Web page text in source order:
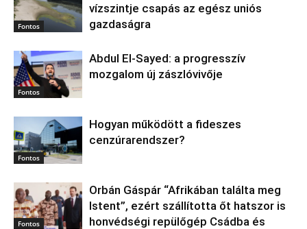
Fontos
vízszintje csapás az egész uniós
gazdaságra
Fontos
Abdul El‑Sayed: a progresszív
mozgalom új zászlóvivője
Fontos
Hogyan működött a fideszes
cenzúrarendszer?
Fontos
Orbán Gáspár “Afrikában találta meg
Istent”, ezért szállította őt hatszor is
honvédségi repülőgép Csádba és